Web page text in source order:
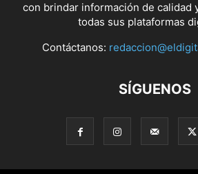
con brindar información de calidad
todas sus plataformas
Contáctanos:
SÍGUENOS